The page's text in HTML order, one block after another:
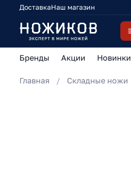
ДоставкаНаш магазин
Бренды Акции Новинки
Главная Складные ножи